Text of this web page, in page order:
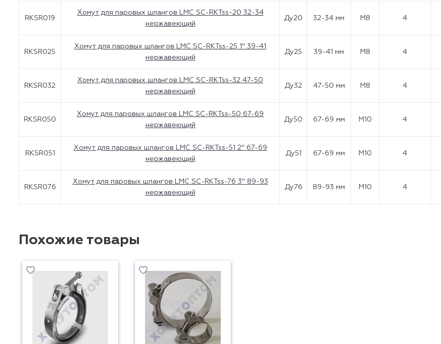
RKSR019
Хомут для паровых шлангов LMC SC-RKTss-20 32-34
нержавеющий
Ду20 32-34 мм М8 4
RKSR025
Хомут для паровых шлангов LMC SC-RKTss-25 1" 39-41
нержавеющий
Ду25 39-41 мм М8 4
RKSR032
Хомут для паровых шлангов LMC SC-RKTss-32 47-50
нержавеющий
Ду32 47-50 мм М8 4
RKSR050
Хомут для паровых шлангов LMC SC-RKTss-50 67-69
нержавеющий
Ду50 67-69 мм М10 4
RKSR051
Хомут для паровых шлангов LMC SC-RKTss-51 2" 67-69
нержавеющий
Ду51 67-69 мм М10 4
RKSR076
Хомут для паровых шлангов LMC SC-RKTss-76 3" 89-93
нержавеющий
Ду76 89-93 мм М10 4
Похожие товары